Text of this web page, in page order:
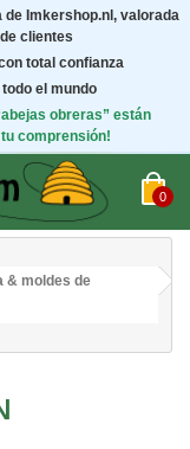
Imkershop.nl, valorada
clientes
total confianza
el mundo
obreras” están
comprensión!
0
& moldes de